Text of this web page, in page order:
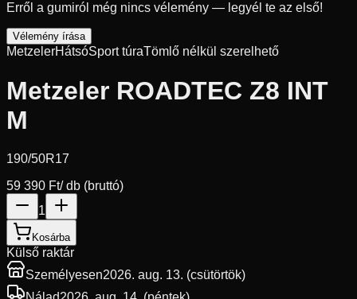
Erről a gumiról még nincs vélemény — legyél te az első!
Vélemény írása
MetzelerHátsóSport túraTömlő nélkül szerelhető
Metzeler ROADTEC Z8 INT
M
190/50R17
59 390 Ft/ db (bruttó)
1
Kosárba
Külső raktár
Személyesen2026. aug. 13. (csütörtök)